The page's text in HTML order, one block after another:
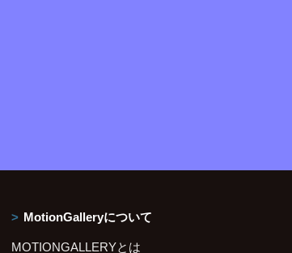
MotionGalleryについて
MOTIONGALLERYとは